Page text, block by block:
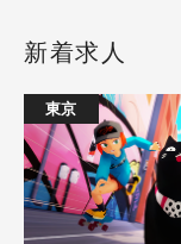
新着求人
東京